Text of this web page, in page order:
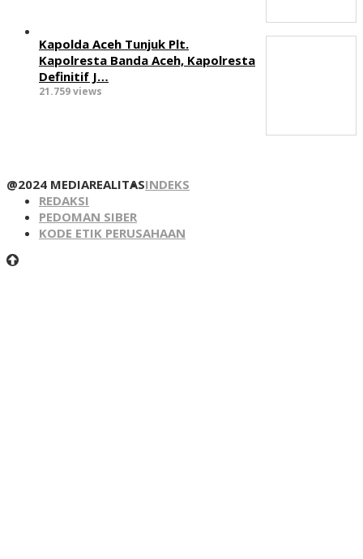
Kapolda Aceh Tunjuk Plt.
Kapolresta Banda Aceh, Kapolresta
Definitif J…
21.759 views
@2024 MEDIAREALITASINDEKS
REDAKSI
PEDOMAN SIBER
KODE ETIK PERUSAHAAN